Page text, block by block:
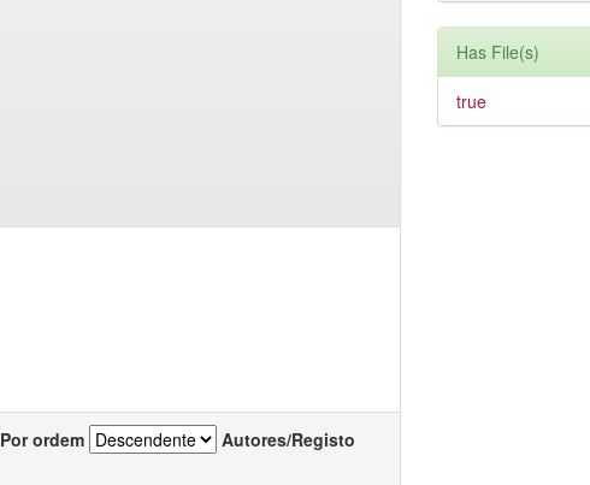
Por ordem Autores/Registo
Has File(s)
true